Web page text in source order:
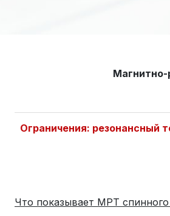
Магнитно-
Ограничения: резонансный
Что показывает МРТ спинного